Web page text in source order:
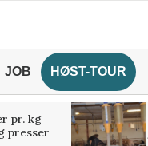
JOB HØST-TOUR
pr. kg
presser